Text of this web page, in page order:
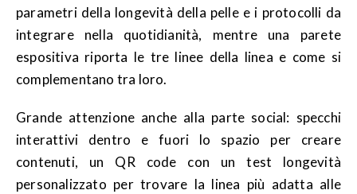
parametri della longevità della pelle e i protocolli da
integrare nella quotidianità, mentre una parete
espositiva riporta le tre linee della linea e come si
complementano tra loro.
Grande attenzione anche alla parte social: specchi
interattivi dentro e fuori lo spazio per creare
contenuti, un QR code con un test longevità
personalizzato per trovare la linea più adatta alle